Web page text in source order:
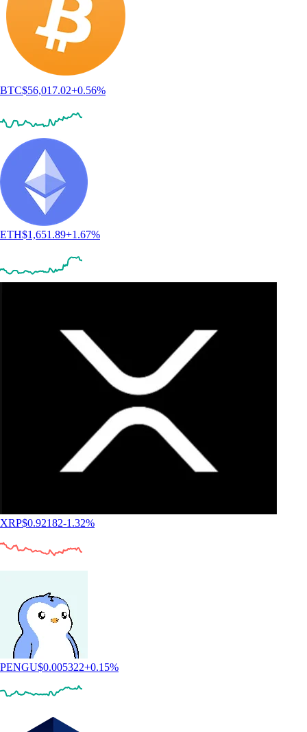
BTC$56,017.02+0.56%
ETH$1,651.89+1.67%
XRP$0.92182-1.32%
PENGU$0.005322+0.15%